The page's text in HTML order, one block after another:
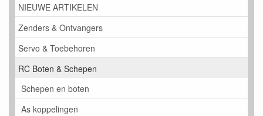
NIEUWE ARTIKELEN
Zenders & Ontvangers
Servo & Toebehoren
RC Boten & Schepen
Schepen en boten
As koppelingen